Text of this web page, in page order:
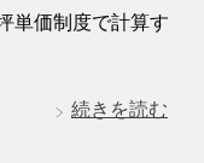
単価制度で計算す
続きを読む